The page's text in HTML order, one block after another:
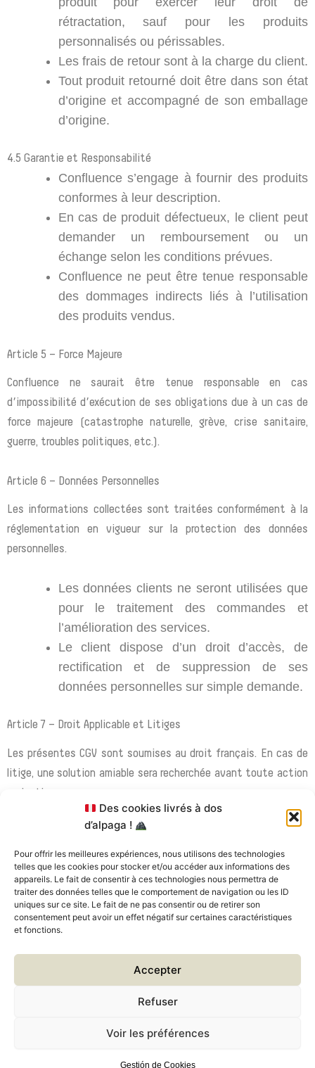
Des cookies livrés à dos
d’alpaga !
Pour offrir les meilleures expériences, nous utilisons des technologies
telles que les cookies pour stocker et/ou accéder aux informations des
appareils. Le fait de consentir à ces technologies nous permettra de
traiter des données telles que le comportement de navigation ou les ID
uniques sur ce site. Le fait de ne pas consentir ou de retirer son
consentement peut avoir un effet négatif sur certaines caractéristiques
et fonctions.
Accepter
Refuser
Voir les préférences
Gestión de Cookies
rétractation, sauf pour les produits
personnalisés ou périssables.
Les frais de retour sont à la charge du client.
Tout produit retourné doit être dans son état
d’origine et accompagné de son emballage
d’origine.
4.5 Garantie et Responsabilité
Confluence s’engage à fournir des produits
conformes à leur description.
En cas de produit défectueux, le client peut
demander un remboursement ou un
échange selon les conditions prévues.
Confluence ne peut être tenue responsable
des dommages indirects liés à l’utilisation
des produits vendus.
Article 5 – Force Majeure
Confluence ne saurait être tenue responsable en cas
d’impossibilité d’exécution de ses obligations due à un cas de
force majeure (catastrophe naturelle, grève, crise sanitaire,
guerre, troubles politiques, etc.).
Article 6 – Données Personnelles
Les informations collectées sont traitées conformément à la
réglementation en vigueur sur la protection des données
personnelles.
Les données clients ne seront utilisées que
pour le traitement des commandes et
l’amélioration des services.
Le client dispose d’un droit d’accès, de
rectification et de suppression de ses
données personnelles sur simple demande.
Article 7 – Droit Applicable et Litiges
Les présentes CGV sont soumises au droit français. En cas de
litige, une solution amiable sera recherchée avant toute action
en justice.
En cas de désaccord persistant, les tribunaux compétents
seront ceux du siège social de Confluence.
Article 8 – Acceptation des Conditions Générales de Vente
En validant une commande ou en utilisant les services de
accepte les présentes CGV sans réserve.
Aucune dérogation aux présentes CGV ne sera acceptée sans